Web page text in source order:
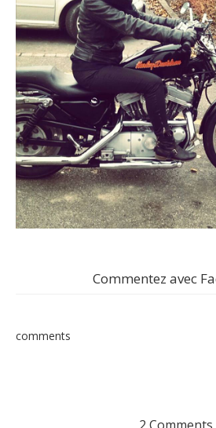
Commentez avec
comments